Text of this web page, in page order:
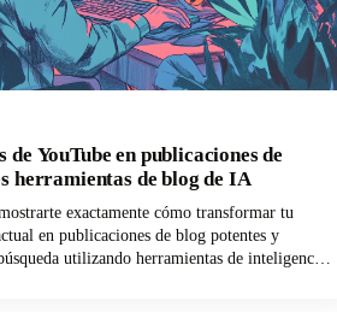
YouTube en publicaciones de
herramientas de blog de IA
exactamente cómo transformar tu
en publicaciones de blog potentes y
utilizando herramientas de inteligencia